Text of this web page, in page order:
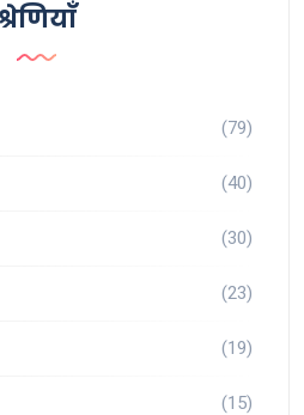
(79)
(40)
(30)
(23)
(19)
(15)